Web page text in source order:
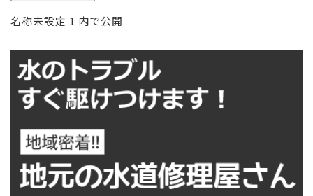
投
ナ
ビ
ゲ
ー
シ
ョ
ン
名称未設定 1 内で公開